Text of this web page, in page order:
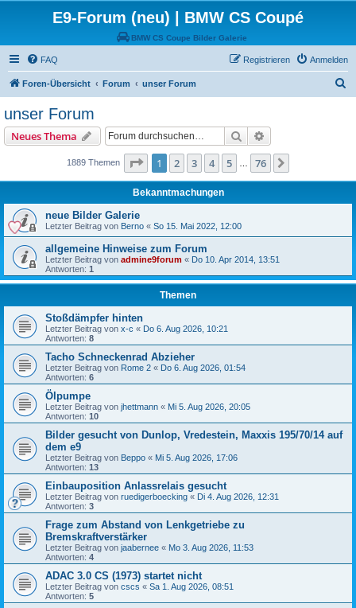
E9-Forum (neu) | BMW CS Coupé
BMW CS Coupe Bilder Galerie
FAQ Anmelden
Registrieren
Foren-Übersicht Forum unser Forum
unser Forum
Neues Thema Suche
1889 Themen Seite 1von 76
1 2 3 4 5 76
Bekanntmachungen
neue Bilder Galerie
Letzter Beitrag von Berno « So 15. Mai 2022, 12:00
allgemeine Hinweise zum Forum
Letzter Beitrag von admine9forum « Do 10. Apr 2014, 13:51
Antworten: 1
Themen
Stoßdämpfer hinten
Letzter Beitrag von x-c « Do 6. Aug 2026, 10:21
Antworten: 8
Tacho Schneckenrad Abzieher
Letzter Beitrag von Rome 2 « Do 6. Aug 2026, 01:54
Antworten: 6
Ölpumpe
Letzter Beitrag von jhettmann « Mi 5. Aug 2026, 20:05
Antworten: 10
Bilder gesucht von Dunlop, Vredestein, Maxxis 195/70/14 auf
dem e9
Letzter Beitrag von Beppo « Mi 5. Aug 2026, 17:06
Antworten: 13
Einbauposition Anlassrelais gesucht
Letzter Beitrag von ruedigerboecking « Di 4. Aug 2026, 12:31
Antworten: 3
Frage zum Abstand von Lenkgetriebe zu
Bremskraftverstärker
Letzter Beitrag von jaabernee « Mo 3. Aug 2026, 11:53
Antworten: 4
ADAC 3.0 CS (1973) startet nicht
Letzter Beitrag von cscs « Sa 1. Aug 2026, 08:51
Antworten: 5